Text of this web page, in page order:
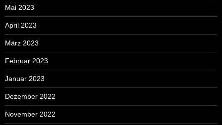
Mai 2023
April 2023
März 2023
Februar 2023
Januar 2023
Dezember 2022
November 2022